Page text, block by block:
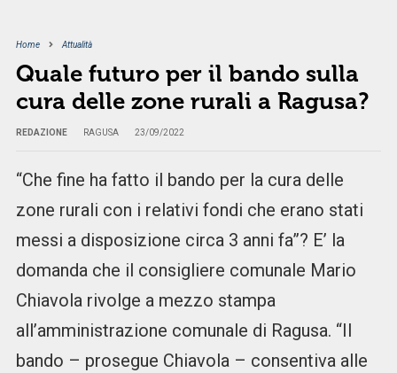
Home Attualità
Quale futuro per il bando sulla
cura delle zone rurali a Ragusa?
REDAZIONE RAGUSA 23/09/2022
“Che fine ha fatto il bando per la cura delle
zone rurali con i relativi fondi che erano stati
messi a disposizione circa 3 anni fa”? E’ la
domanda che il consigliere comunale Mario
Chiavola rivolge a mezzo stampa
all’amministrazione comunale di Ragusa. “Il
bando – prosegue Chiavola – consentiva alle